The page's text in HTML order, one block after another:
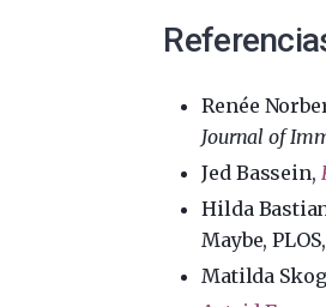
Renée
Journal of
Jed Bassein,
Hilda
Maybe,
Matilda